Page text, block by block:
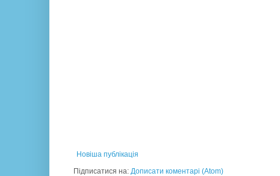
Новіша публікація
Підписатися на: Дописати коментарі (Atom)